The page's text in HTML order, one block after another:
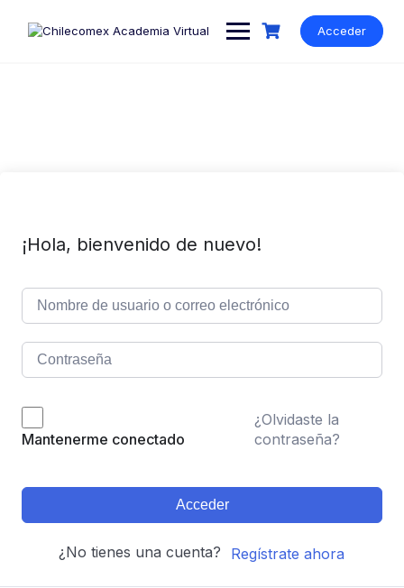
Acceder
¡Hola, bienvenido de nuevo!
Mantenerme conectado
¿Olvidaste la
contraseña?
Acceder
¿No tienes una cuenta? Regístrate ahora